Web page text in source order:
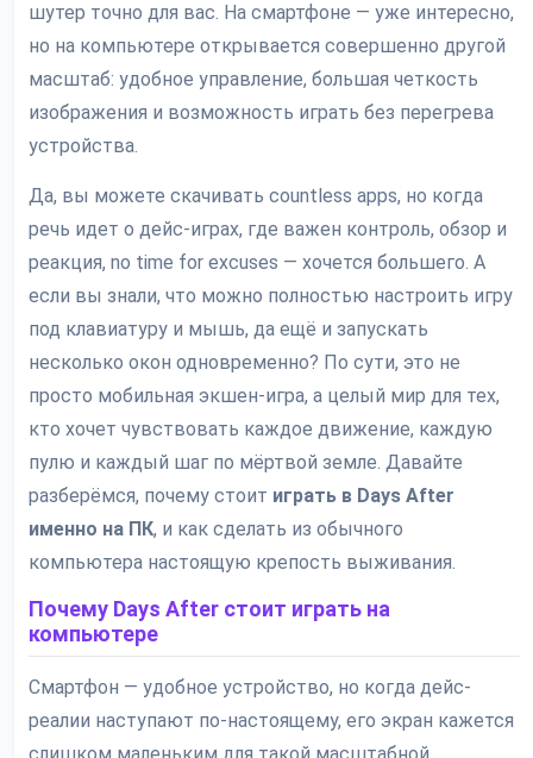
шутер точно для вас. На смартфоне — уже интересно,
но на компьютере открывается совершенно другой
масштаб: удобное управление, большая четкость
изображения и возможность играть без перегрева
устройства.
Да, вы можете скачивать countless apps, но когда
речь идет о дейс-играх, где важен контроль, обзор и
реакция, no time for excuses — хочется большего. А
если вы знали, что можно полностью настроить игру
под клавиатуру и мышь, да ещё и запускать
несколько окон одновременно? По сути, это не
просто мобильная экшен-игра, а целый мир для тех,
кто хочет чувствовать каждое движение, каждую
пулю и каждый шаг по мёртвой земле. Давайте
разберёмся, почему стоит играть в Days After
именно на ПК, и как сделать из обычного
компьютера настоящую крепость выживания.
Почему Days After стоит играть на
компьютере
Смартфон — удобное устройство, но когда дейс-
реалии наступают по-настоящему, его экран кажется